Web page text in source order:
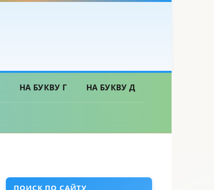
НА БУКВУ Г НА БУКВУ Д
ПОИСК ПО САЙТУ